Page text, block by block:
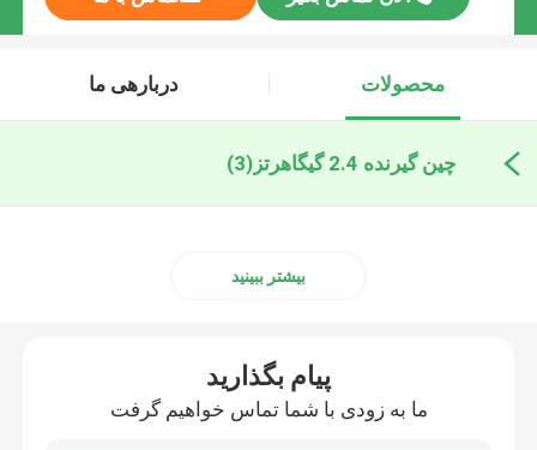
محصولات دربارهی ما
چین گیرنده 2.4 گیگاهرتز (3)
بیشتر ببینید
پیام بگذارید
ما به زودی با شما تماس خواهیم گرفت